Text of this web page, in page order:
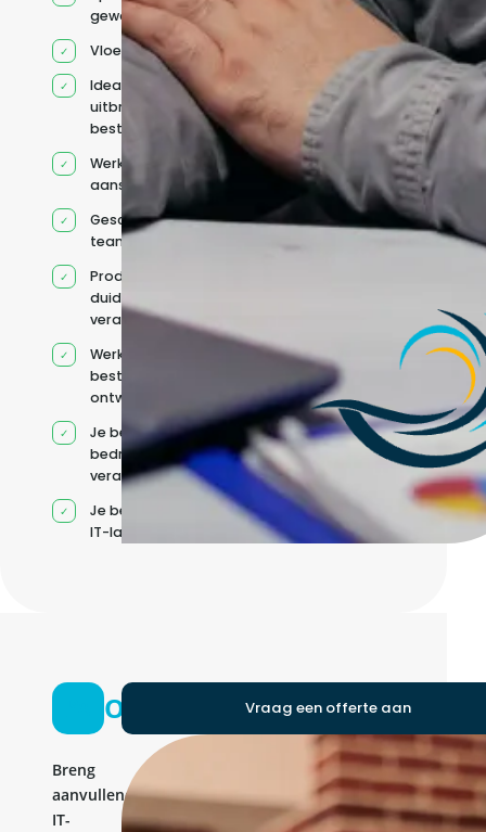
geworven profiel
Vloeiend Engels
Ideaal voor het
uitbreiden van
bestaande capaciteit
Werkt onder jouw
aansturing
Geschikt voor hybride
teams
Productcontext en
duidelijke
verantwoordelijkheden
Werkt binnen jouw
bestaande
ontwikkelteam
Je behoudt jouw
bedrijfs- en IT-
verantwoordelijkheden
Je beheert jouw eigen
IT-landschap
Ontwikkelteam
Breng
aanvullende
IT-
Vraag een offerte aan